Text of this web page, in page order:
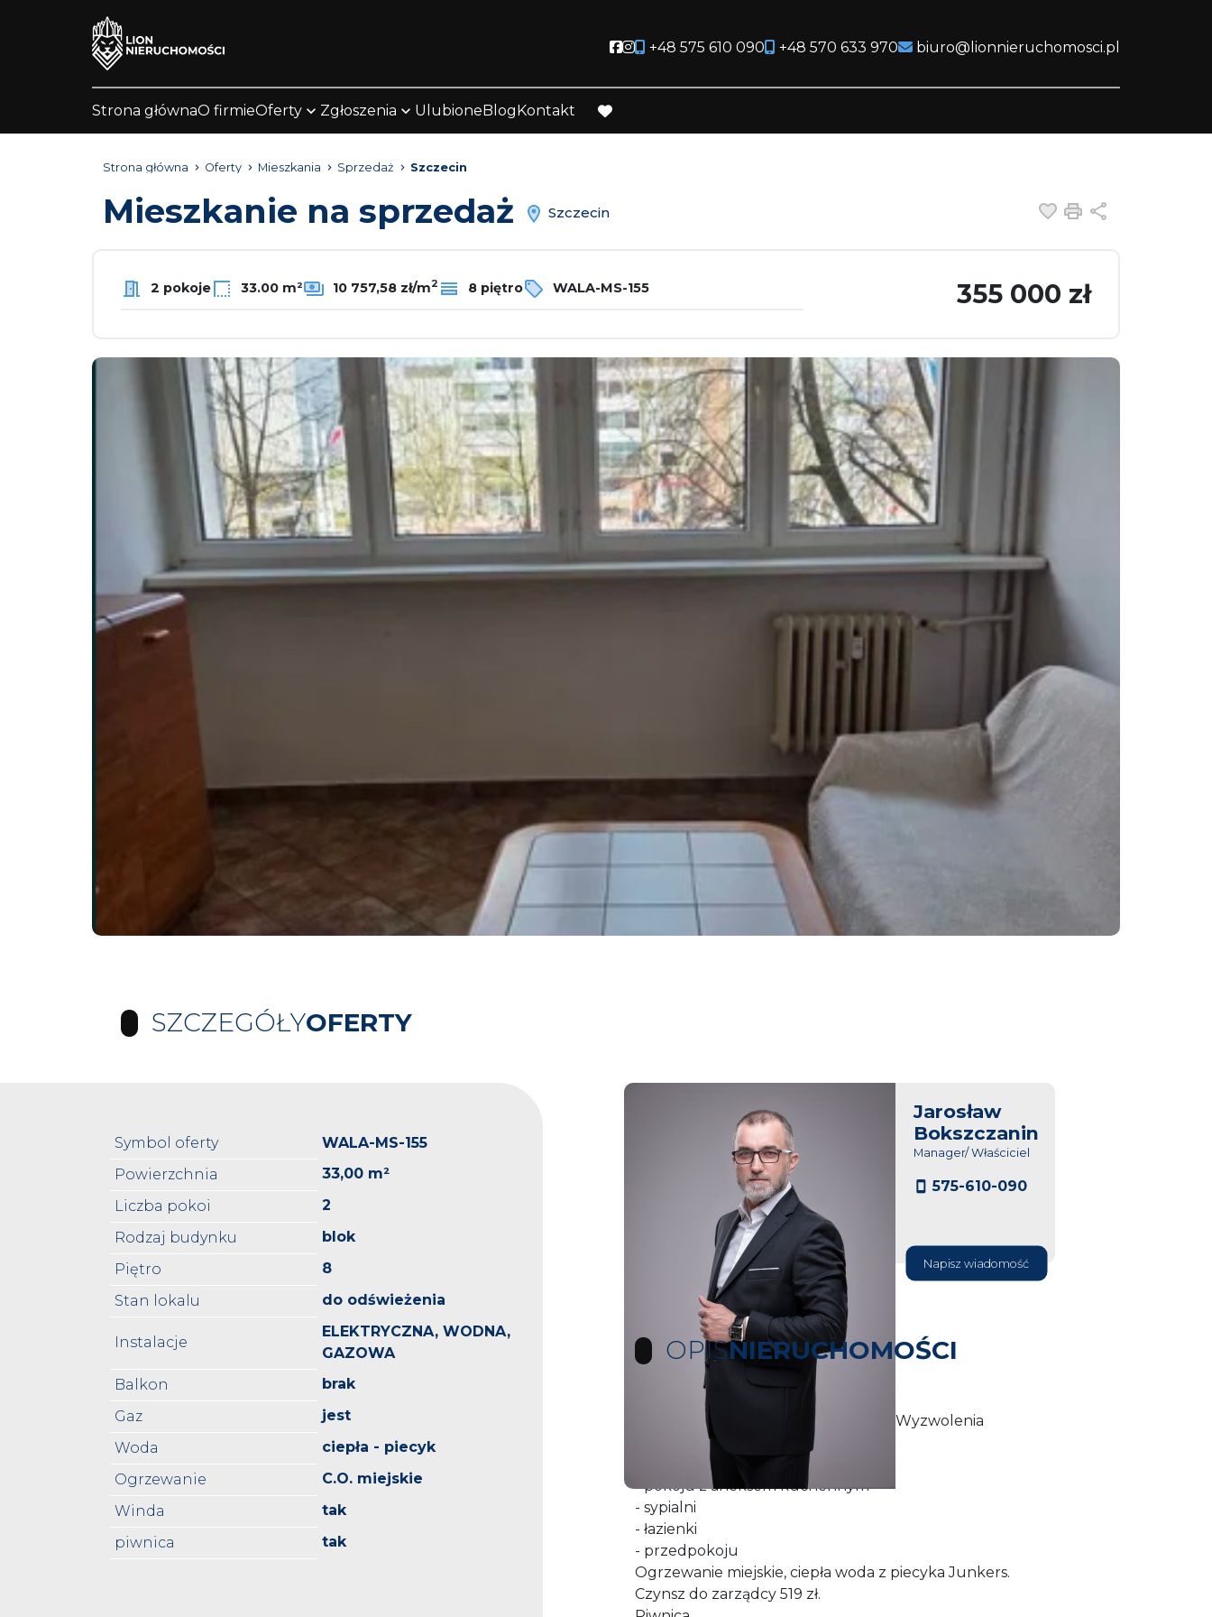
Social link
Social link
+48 575 610 090 +48 570 633 970 biuro@lionnieruchomosci.pl
Strona głównaO firmieOferty Zgłoszenia UlubioneBlogKontakt
favorite
Strona główna Oferty Mieszkania Sprzedaż Szczecin
Mieszkanie na sprzedaż Szczecin Dodaj do
Drukuj
2 pokoje 33.00 m² 10 757,58 zł/m2 8 piętro WALA-MS-155 355 000 zł
SZCZEGÓŁYOFERTY
Symbol oferty
WALA-MS-155
Powierzchnia
33,00 m²
Liczba pokoi
2
Rodzaj budynku
blok
Piętro
8
Stan lokalu
do odświeżenia
Instalacje
ELEKTRYCZNA, WODNA,
GAZOWA
Balkon
brak
Gaz
jest
Woda
ciepła - piecyk
Ogrzewanie
C.O. miejskie
Winda
tak
piwnica
tak
Jarosław
Bokszczanin
Manager/ Właściciel
575-610-090
Napisz wiadomość
OPISNIERUCHOMOŚCI
Mieszkanie dwupokojowe 33 m2 na Wyzwolenia
Stan nieruchomości do odświeżenia
Lokal składa się z
- pokoju z aneksem kuchennym
- sypialni
- łazienki
- przedpokoju
Ogrzewanie miejskie, ciepła woda z piecyka Junkers.
Czynsz do zarządcy 519 zł.